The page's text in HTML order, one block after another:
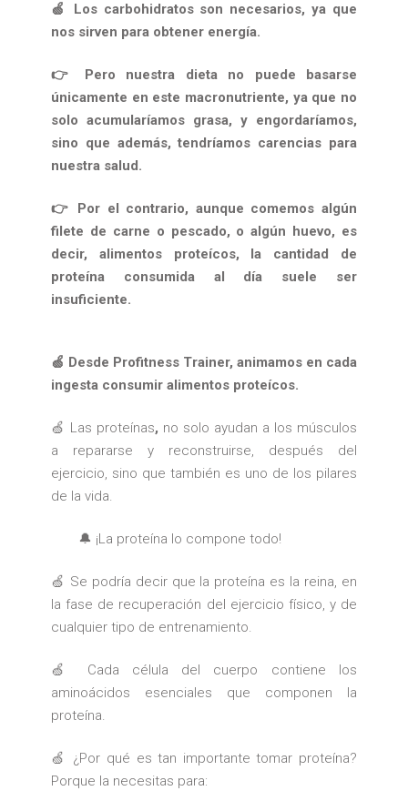
🍏 Los carbohidratos son necesarios, ya que
nos sirven para obtener energía.
👉 Pero nuestra dieta no puede basarse
únicamente en este macronutriente, ya que no
solo acumularíamos grasa, y engordaríamos,
sino que además, tendríamos carencias para
nuestra salud.
👉 Por el contrario, aunque comemos algún
filete de carne o pescado, o algún huevo, es
decir, alimentos proteícos, la cantidad de
proteína consumida al día suele ser
insuficiente.
🍏 Desde Profitness Trainer, animamos en cada
ingesta consumir alimentos proteícos.
🍏 Las proteínas, no solo ayudan a los músculos
a repararse y reconstruirse, después del
ejercicio, sino que también es uno de los pilares
de la vida.
🔔 ¡La proteína lo compone todo!
🍏 Se podría decir que la proteína es la reina, en
la fase de recuperación del ejercicio físico, y de
cualquier tipo de entrenamiento.
🍏 Cada célula del cuerpo contiene los
aminoácidos esenciales que componen la
proteína.
🍏 ¿Por qué es tan importante tomar proteína?
Porque la necesitas para: